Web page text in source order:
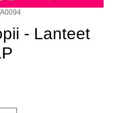
- Lanteet